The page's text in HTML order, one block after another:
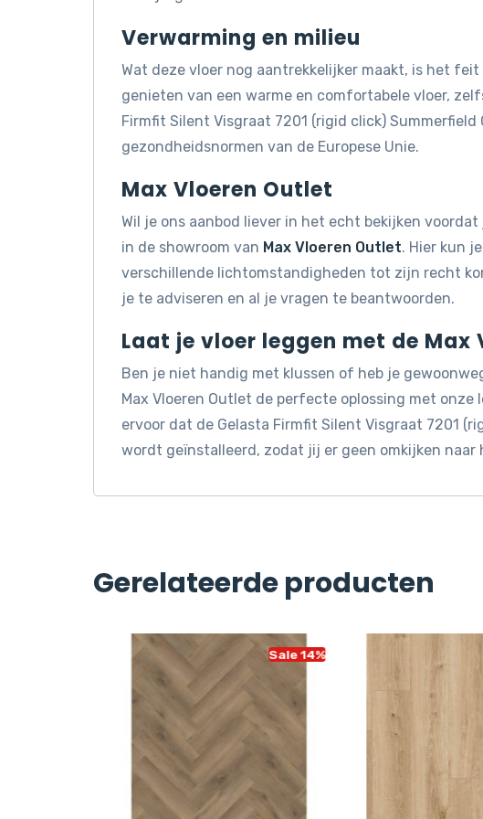
Verwarming en milieu
Wat deze vloer nog aantrekkelijker maakt, is het
genieten van een warme en comfortabele vloer,
Firmfit Silent Visgraat 7201 (rigid click)
gezondheidsnormen van de Europese Unie.
Max Vloeren Outlet
Wil je ons aanbod liever in het echt bekijken
in de showroom van Max Vloeren Outlet. Hier kun
verschillende lichtomstandigheden tot zijn recht
je te adviseren en al je vragen te beantwoorden.
Laat je vloer leggen met de
Ben je niet handig met klussen of heb je
Max Vloeren Outlet de perfecte oplossing met
ervoor dat de Gelasta Firmfit Silent Visgraat 7201
wordt geïnstalleerd, zodat jij er geen omkijken naar
Gerelateerde producten
Sale 14%